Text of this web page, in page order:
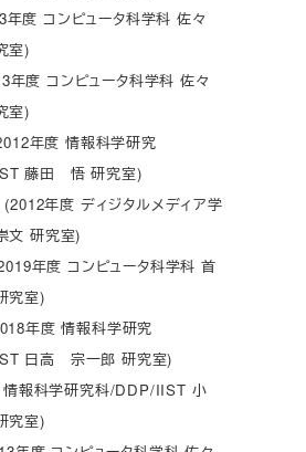
度 コンピュータ科学科 佐々
室)
年度 コンピュータ科学科 佐々
室)
年度 情報科学研究
藤田 悟 研究室)
(2012年度 ディジタルメディア学
研究室)
年度 コンピュータ科学科 首
究室)
年度 情報科学研究
日高 宗一郎 研究室)
情報科学研究科/DDP/IIST 小
究室)